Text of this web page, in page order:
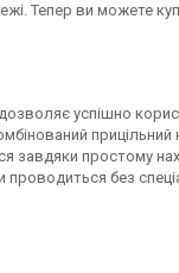
Тепер ви можете
успішно
завдяки простому
без